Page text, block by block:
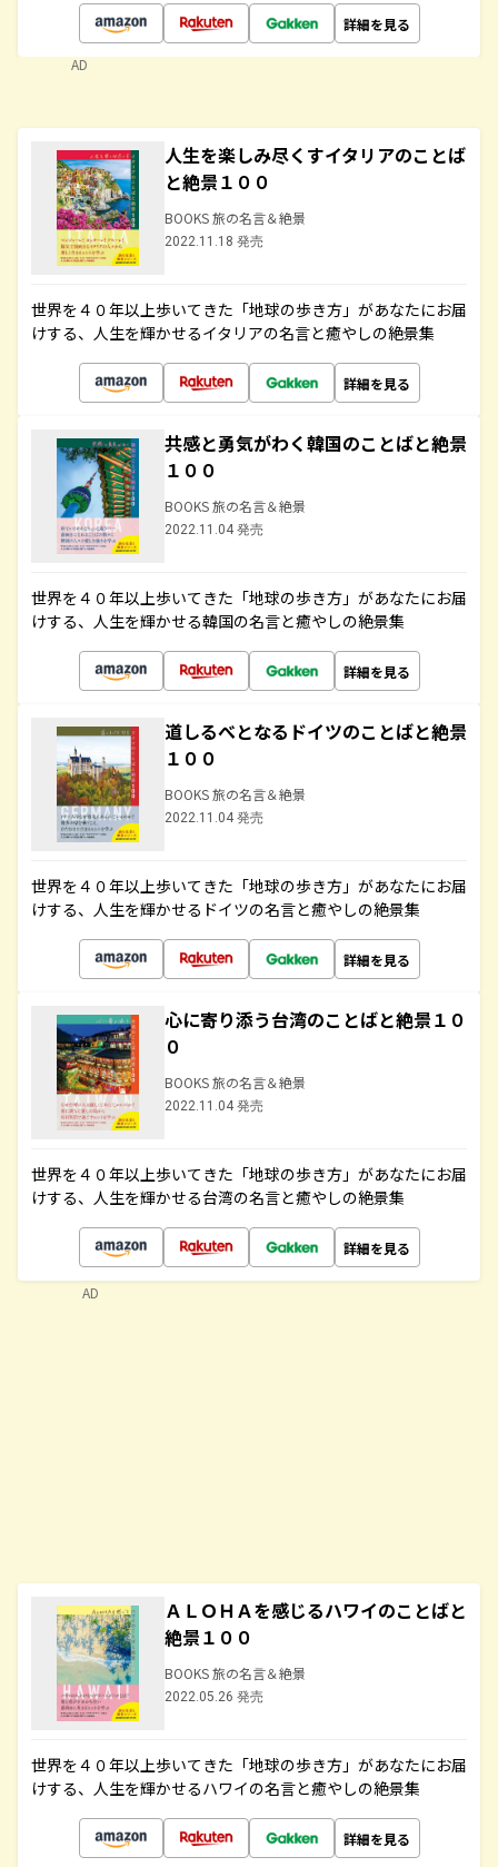
詳細を見る
AD
人生を楽しみ尽くすイタリアのことば
と絶景１００
BOOKS 旅の名言＆絶景
2022.11.18 発売
世界を４０年以上歩いてきた「地球の歩き方」があなたにお届
けする、人生を輝かせるイタリアの名言と癒やしの絶景集
詳細を見る
共感と勇気がわく韓国のことばと絶景
１００
BOOKS 旅の名言＆絶景
2022.11.04 発売
世界を４０年以上歩いてきた「地球の歩き方」があなたにお届
けする、人生を輝かせる韓国の名言と癒やしの絶景集
詳細を見る
道しるべとなるドイツのことばと絶景
１００
BOOKS 旅の名言＆絶景
2022.11.04 発売
世界を４０年以上歩いてきた「地球の歩き方」があなたにお届
けする、人生を輝かせるドイツの名言と癒やしの絶景集
詳細を見る
心に寄り添う台湾のことばと絶景１０
０
BOOKS 旅の名言＆絶景
2022.11.04 発売
世界を４０年以上歩いてきた「地球の歩き方」があなたにお届
けする、人生を輝かせる台湾の名言と癒やしの絶景集
詳細を見る
ＡＬＯＨＡを感じるハワイのことばと
絶景１００
BOOKS 旅の名言＆絶景
2022.05.26 発売
世界を４０年以上歩いてきた「地球の歩き方」があなたにお届
けする、人生を輝かせるハワイの名言と癒やしの絶景集
詳細を見る
AD